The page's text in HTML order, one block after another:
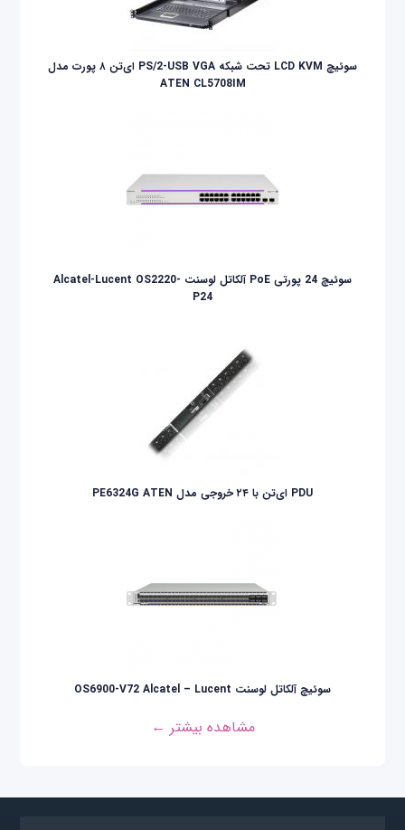
سوئيچ LCD KVM تحت شبکه PS/2-USB VGA ای‌تن ۸ پورت مدل
ATEN CL5708IM
سوئیچ 24 پورتی PoE آلکاتل لوسنت Alcatel-Lucent OS2220-
P24
PDU ای‌تن با ۲۴ خروجی مدل PE6324G ATEN
سوئیچ آلکاتل لوسنت OS6900-V72 Alcatel – Lucent
مشاهده بیشتر ←